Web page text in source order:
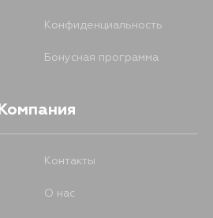
Конфиденциальность
Бонусная программа
Компания
Контакты
О нас